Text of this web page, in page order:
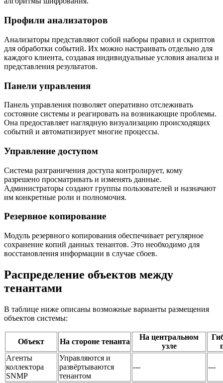
Профили анализаторов
Анализаторы представляют собой наборы правил и скриптов
для обработки событий. Их можно настраивать отдельно для
каждого клиента, создавая индивидуальные условия анализа и
представления результатов.
Панели управления
Панель управления позволяет оперативно отслеживать
состояние системы и реагировать на возникающие проблемы.
Она предоставляет наглядную визуализацию происходящих
событий и автоматизирует многие процессы.
Управление доступом
Система разграничения доступа контролирует, кому
разрешено просматривать и изменять данные.
Администраторы создают группы пользователей и назначают
им конкретные роли и полномочия.
Резервное копирование
Модуль резервного копирования обеспечивает регулярное
сохранение копий данных тенантов. Это необходимо для
восстановления информации в случае сбоев.
Распределение объектов между
тенантами
В таблице ниже описаны возможные варианты размещения
объектов системы:
Объект На стороне тенанта
На центральном
узле
Агенты
коллектора
SNMP
Управляются и
развёртываются
тенантом
--- ---